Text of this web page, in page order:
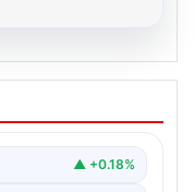
Seviyeli
Güncel…
▲ +0.18%